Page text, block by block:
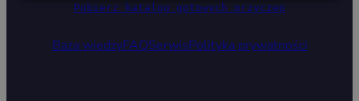
Pobierz katalog gotowych przyczep
Baza wiedzyFAQSerwisPolityka prywatności